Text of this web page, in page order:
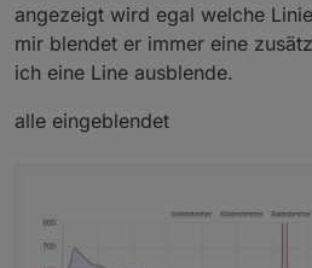
angezeigt wird egal welche
mir blendet er immer eine
ich eine Line ausblende.
alle eingeblendet